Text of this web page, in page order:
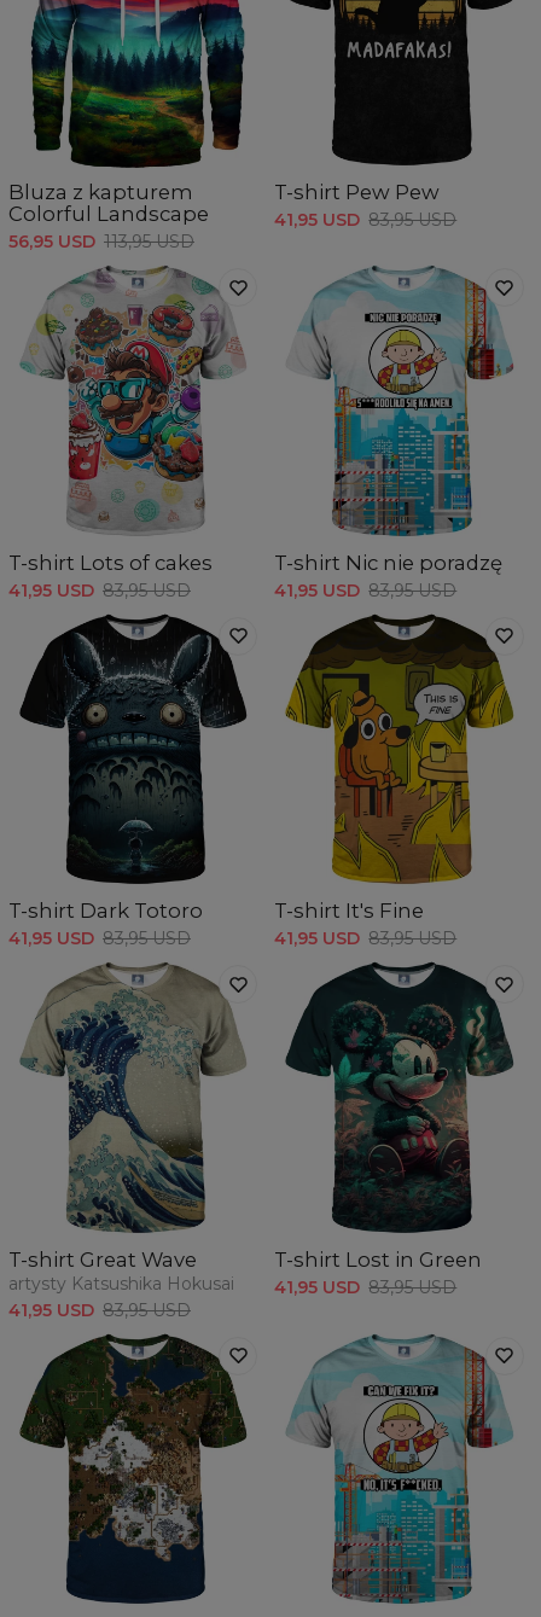
Bluza z kapturem
Colorful Landscape
56,95 USD 113,95 USD
T-shirt Pew Pew
41,95 USD 83,95 USD
T-shirt Lots of cakes
41,95 USD 83,95 USD
T-shirt Nic nie poradzę
41,95 USD 83,95 USD
T-shirt Dark Totoro
41,95 USD 83,95 USD
T-shirt It's Fine
41,95 USD 83,95 USD
T-shirt Great Wave
artysty Katsushika Hokusai
41,95 USD 83,95 USD
T-shirt Lost in Green
41,95 USD 83,95 USD